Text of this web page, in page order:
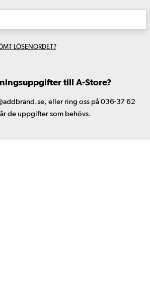
LÖSENORDET?
till A-Store?
eller ring oss på 036-37 62
de uppgifter som behövs.